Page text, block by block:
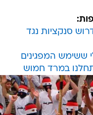
סנקציות נגד
ששימש המפגינים
במרד חמוש